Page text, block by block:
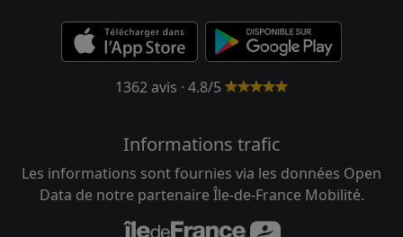
1362 avis · 4.8/5
Informations trafic
Les informations sont fournies via les données Open
Data de notre partenaire Île-de-France Mobilité.